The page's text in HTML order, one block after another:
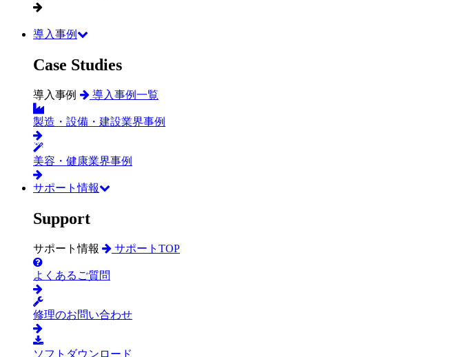
導入事例
Case Studies
導入事例 導入事例一覧
製造・設備・建設業界事例
美容・健康業界事例
サポート情報
Support
サポート情報 サポートTOP
よくあるご質問
修理のお問い合わせ
ソフトダウンロード